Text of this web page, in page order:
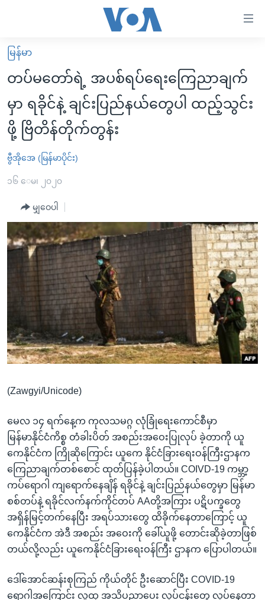
လွယ်ကူ
စေ
Link
များ
ပင်မ
အကြောင်းအရာ
ကျော်
ကြည့်
ရန်
ပင်မ
ညွန်း
စာမျက်နှာ
ကျော်
ကြည့်
ရန်
ရန်
သို့
ကျော်
မူလစာမျက်နှာ
မြန်မာ
ကမ္ဘာ့သတင်းများ
နိုင်ငံတကာ
အစ္စရေး-ပါလက်စတိုင်း
ဗွီဒီယို
အင်္ဂလိပ်စာလေ့လာမယ်
အမေရိကန်သုံးအီဒီယံ
မကြေးမုံရဲ့ အင်္ဂလိပ်စာ
ရုပ်ရှင်ထဲက အင်္ဂလိပ်စာ
သုတပဒေသာ အင်္ဂလိပ်စာ
အပတ်စဉ်ကဏ္ဍများ
ရေဒီယို
တီဗွီ
ရေဒီယိုနှင့်ရုပ်သံ အချက်အလက်များ
ရေဒီယို/တီဗွီအစီအစဉ်
Learning English
ဗွီအိုအေ လူမှုကွန်ယက်များ
မြန်မာ
တပ်မတော်ရဲ့ အပစ်ရပ်ရေးကြေညာချက်
မှာ ရခိုင်နဲ့ ချင်းပြည်နယ်တွေပါ ထည့်သွင်း
ဖို့ ဗြိတိန်တိုက်တွန်း
ဗွီအိုအေ (မြန်မာပိုင်း)
၁၆ ေမ၊ ၂၀၂၀
မျှဝေပါ
(Zawgyi/Unicode)
မေလ ၁၄ ရက်နေ့က ကုလသမဂ္ဂ လုံခြုံရေးကောင်စီမှာ
မြန်မာနိုင်ငံကိစ္စ တံခါးပိတ် အစည်းအဝေးပြုလုပ် ခဲ့တာကို ယူ
ကေနိုင်ငံက ကြိုဆိုကြောင်း ယူကေ နိုင်ငံခြားရေးဝန်ကြီးဌာနက
ကြေညာချက်တစ်စောင် ထုတ်ပြန်ခဲ့ပါတယ်။ COIVD-19 ကမ္ဘာ့
ကပ်ရောဂါ ကျရောက်နေချိန် ရခိုင်နဲ့ ချင်းပြည်နယ်တွေမှာ မြန်မာ
စစ်တပ်နဲ့ ရခိုင်လက်နက်ကိုင်တပ် AAတို့အကြား ပဋိပက္ခတွေ
အရှိန်မြင့်တက်နေပြီး အရပ်သားတွေ ထိခိုက်နေတာကြောင့် ယူ
ကေနိုင်ငံက အဲဒီ အစည်း အဝေးကို ခေါ်ယူဖို့ တောင်းဆိုခဲ့တာဖြစ်
တယ်လို့လည်း ယူကေနိုင်ငံခြားရေးဝန်ကြီး ဌာနက ပြောပါတယ်။
ဒေါ်အောင်ဆန်းစုကြည် ကိုယ်တိုင် ဦးဆောင်ပြီး COVID-19
ရောဂါအကြောင်း လူထု အသိပညာပေး လုပ်ငန်းတွေ လုပ်နေတာ